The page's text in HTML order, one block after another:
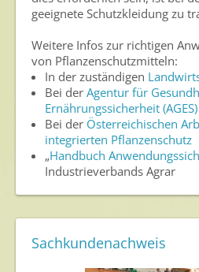
geeignete Schutzkleidung zu
Weitere Infos zur richtigen
von Pflanzenschutzmitteln:
In der zuständigen
Bei der Agentur für
Ernährungssicherheit (AGES)
Bei der Österreichischen
integrierten Pflanzenschutz
„Handbuch
Industrieverbands Agrar
Sachkundenachweis